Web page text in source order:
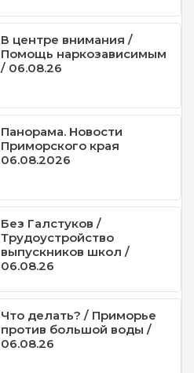
В центре внимания /
Помощь наркозависимым
/ 06.08.26
Панорама. Новости
Приморского края
06.08.2026
Без Галстуков /
Трудоустройство
выпускников школ /
06.08.26
Что делать? / Приморье
против большой воды /
06.08.26